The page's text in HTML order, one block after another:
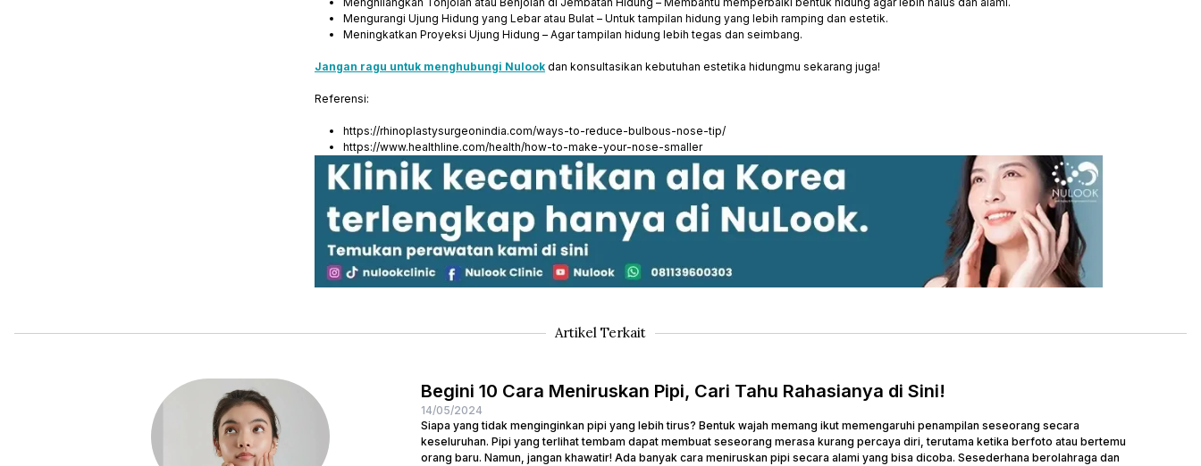
Mengurangi Ujung Hidung yang Lebar atau Bulat – Untuk tampilan hidung yang lebih ramping dan estetik.
Meningkatkan Proyeksi Ujung Hidung – Agar tampilan hidung lebih tegas dan seimbang.
Jangan ragu untuk menghubungi Nulook dan konsultasikan kebutuhan estetika hidungmu sekarang juga!
Referensi:
https://rhinoplastysurgeonindia.com/ways-to-reduce-bulbous-nose-tip/
https://www.healthline.com/health/how-to-make-your-nose-smaller
Artikel Terkait
Begini 10 Cara Meniruskan Pipi, Cari Tahu Rahasianya di Sini!
14/05/2024
Siapa yang tidak menginginkan pipi yang lebih tirus? Bentuk wajah memang ikut memengaruhi penampilan seseorang secara
keseluruhan. Pipi yang terlihat tembam dapat membuat seseorang merasa kurang percaya diri, terutama ketika berfoto atau bertemu
orang baru. Namun, jangan khawatir! Ada banyak cara meniruskan pipi secara alami yang bisa dicoba. Sesederhana berolahraga dan